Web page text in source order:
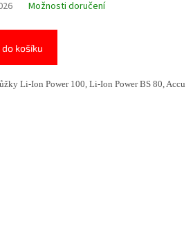
Možnosti doručení
košíku
Li-Ion Power 100, Li-Ion Power BS 80, Accu